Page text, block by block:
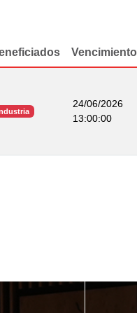
Vencimiento
24/06/2026
13:00:00